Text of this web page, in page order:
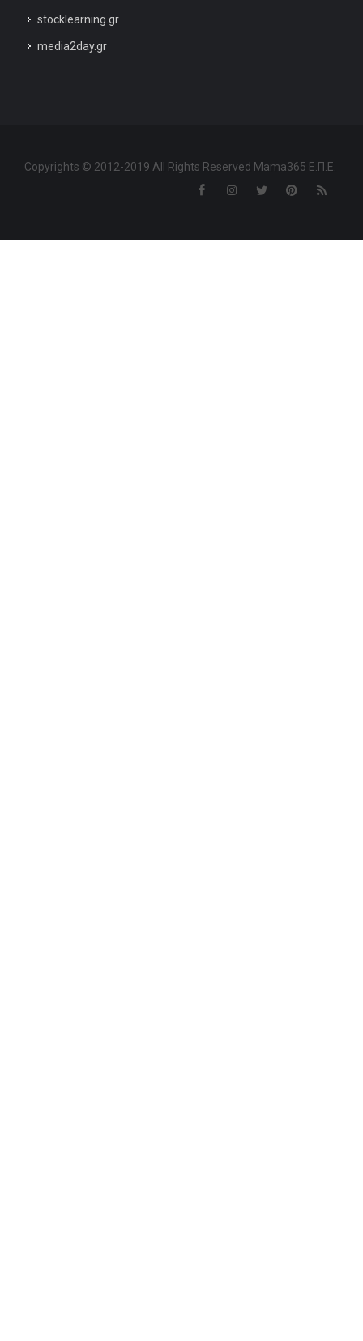
stocklearning.gr
media2day.gr
Copyrights © 2012-2019 All Rights Reserved Mama365 Ε.Π.Ε.